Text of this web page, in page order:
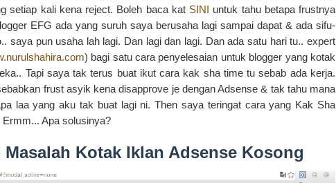
setiap kali kena reject. Boleh baca kat SINI untuk tahu betapa frustnya
EFG ada yang suruh saya berusaha lagi sampai dapat & ada sifu-
saya pun usaha lah lagi. Dan lagi dan lagi. Dan ada satu hari tu.. expert
) bagi satu cara penyelesaian untuk blogger yang kotak
Tapi saya tak terus buat ikut cara kak sha time tu sebab ada kerja.
frust asyik kena disapprove je dengan Adsense & tak tahu mana
laa yang aku tak buat lagi ni. Then saya teringat cara yang Kak Sha
Ermm... Apa solusinya?
Masalah Kotak Iklan Adsense Kosong